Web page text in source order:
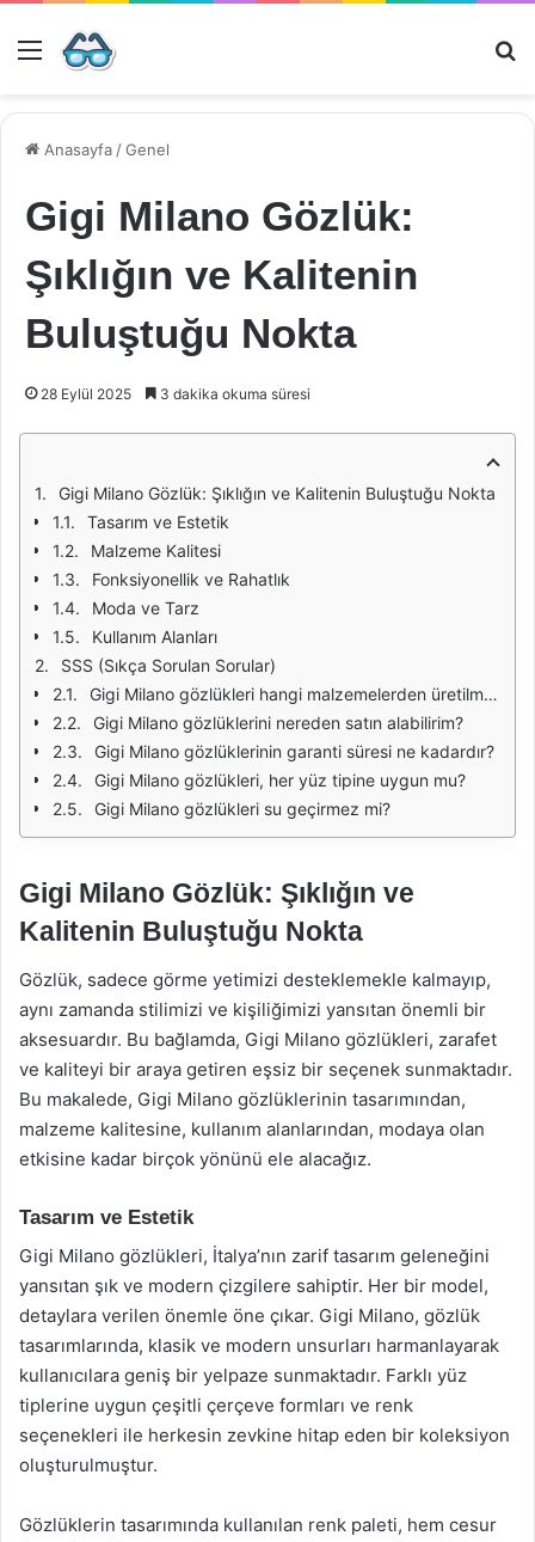
Menü
Anasayfa /Genel
Gigi Milano Gözlük:
Şıklığın ve Kalitenin
Buluştuğu Nokta
28 Eylül 2025 3 dakika okuma süresi
Gigi Milano Gözlük: Şıklığın ve Kalitenin Buluştuğu Nokta
Tasarım ve Estetik
Malzeme Kalitesi
Fonksiyonellik ve Rahatlık
Moda ve Tarz
Kullanım Alanları
SSS (Sıkça Sorulan Sorular)
Gigi Milano gözlükleri hangi malzemelerden üretilmektedir?
Gigi Milano gözlüklerini nereden satın alabilirim?
Gigi Milano gözlüklerinin garanti süresi ne kadardır?
Gigi Milano gözlükleri, her yüz tipine uygun mu?
Gigi Milano gözlükleri su geçirmez mi?
Gigi Milano Gözlük: Şıklığın ve
Kalitenin Buluştuğu Nokta
Gözlük, sadece görme yetimizi desteklemekle kalmayıp,
aynı zamanda stilimizi ve kişiliğimizi yansıtan önemli bir
aksesuardır. Bu bağlamda, Gigi Milano gözlükleri, zarafet
ve kaliteyi bir araya getiren eşsiz bir seçenek sunmaktadır.
Bu makalede, Gigi Milano gözlüklerinin tasarımından,
malzeme kalitesine, kullanım alanlarından, modaya olan
etkisine kadar birçok yönünü ele alacağız.
Tasarım ve Estetik
Gigi Milano gözlükleri, İtalya’nın zarif tasarım geleneğini
yansıtan şık ve modern çizgilere sahiptir. Her bir model,
detaylara verilen önemle öne çıkar. Gigi Milano, gözlük
tasarımlarında, klasik ve modern unsurları harmanlayarak
kullanıcılara geniş bir yelpaze sunmaktadır. Farklı yüz
tiplerine uygun çeşitli çerçeve formları ve renk
seçenekleri ile herkesin zevkine hitap eden bir koleksiyon
oluşturulmuştur.
Gözlüklerin tasarımında kullanılan renk paleti, hem cesur